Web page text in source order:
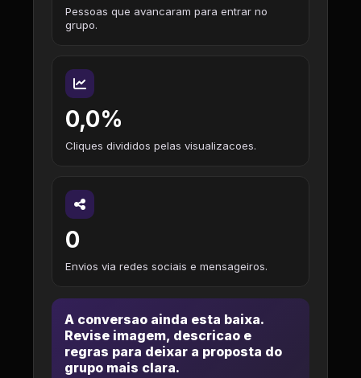
Pessoas que avancaram para entrar no
grupo.
0,0%
Cliques divididos pelas visualizacoes.
0
Envios via redes sociais e mensageiros.
A conversao ainda esta baixa.
Revise imagem, descricao e
regras para deixar a proposta do
grupo mais clara.